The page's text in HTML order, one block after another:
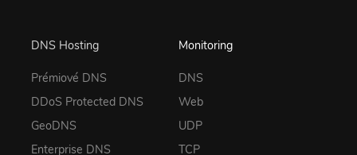
DNS Hosting
Prémiové DNS
DDoS Protected DNS
GeoDNS
Enterprise DNS
Monitoring
DNS
Web
UDP
TCP